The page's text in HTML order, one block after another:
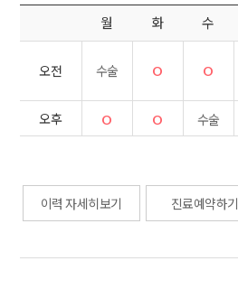
월
화 수
오전 수술 O O
오후 O O 수술
이력 자세히보기 진료예약하기